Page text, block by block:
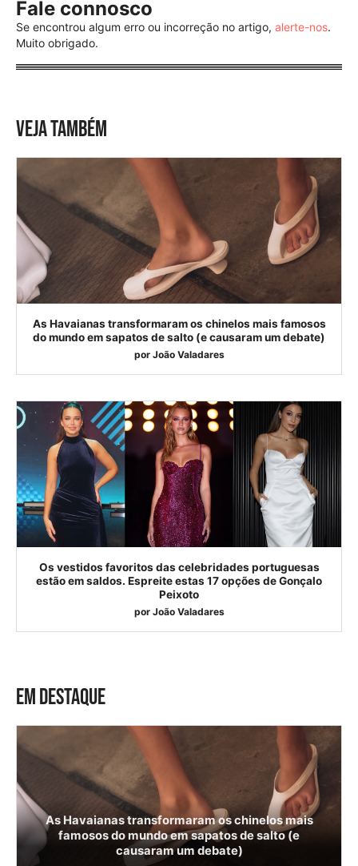
Fale connosco
Se encontrou algum erro ou incorreção no artigo, alerte-nos.
Muito obrigado.
VEJA TAMBÉM
As Havaianas transformaram os chinelos mais famosos
do mundo em sapatos de salto (e causaram um debate)
por João Valadares
Os vestidos favoritos das celebridades portuguesas
estão em saldos. Espreite estas 17 opções de Gonçalo
Peixoto
por João Valadares
EM DESTAQUE
As Havaianas transformaram os chinelos mais
famosos do mundo em sapatos de salto (e
causaram um debate)